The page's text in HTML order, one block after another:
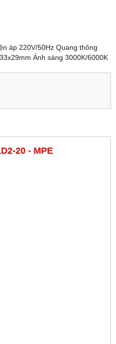
áp 220V/50Hz Quang thông
Ánh sáng 3000K/6000K
20 - MPE